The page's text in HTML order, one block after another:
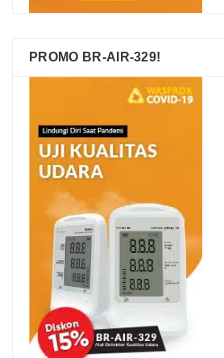
PROMO BR-AIR-329!